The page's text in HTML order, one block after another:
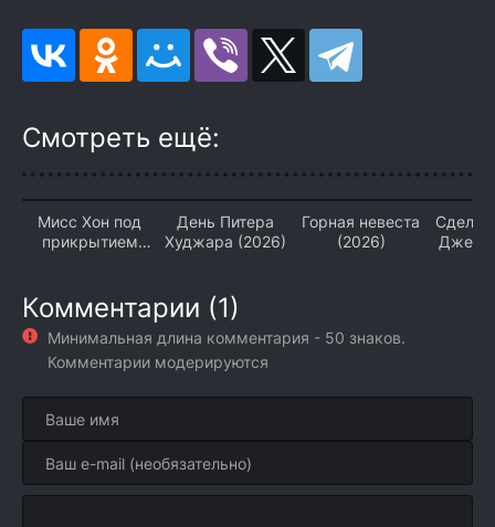
Смотреть ещё:
Мисс Хон под
прикрытием
День Питера
Худжара (2026)
Горная невеста
(2026)
Комментарии (1)
Минимальная длина комментария - 50 знаков.
Комментарии модерируются